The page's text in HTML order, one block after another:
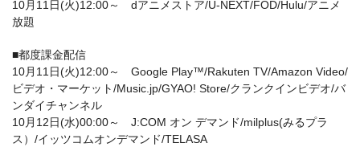
10月11日(火)12:00～ dアニメストア/U-NEXT/FOD/Hulu/アニメ
放題
■都度課金配信
10月11日(火)12:00～ Google Play™/Rakuten TV/Amazon Video/
ビデオ・マーケット/Music.jp/GYAO! Store/クランクインビデオ/バ
ンダイチャンネル
10月12日(水)00:00～ J:COM オン デマンド/milplus(みるプラ
ス）/イッツコムオンデマンド/TELASA